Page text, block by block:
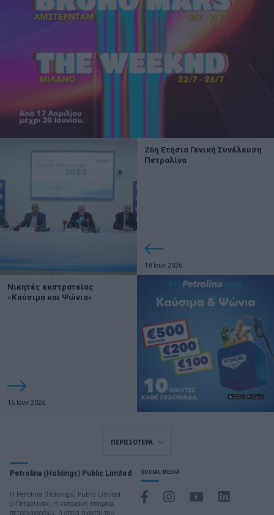
26η Ετήσια Γενική Συνέλευση
Πετρολίνα
18 Ιουν 2026
Νικητές εκστρατείας
«Καύσιμα και Ψώνια»
16 Ιουν 2026
ΠΕΡΙΣΣΟΤΕΡΑ
Petrolina (Holdings) Public Limited
Η Petrolina (Holdings) Public Limited
(«Πετρολίνα»), η κυπριακή εταιρεία
πετρελαιοειδών, η οποία ηγείται του
SOCIAL MEDIA